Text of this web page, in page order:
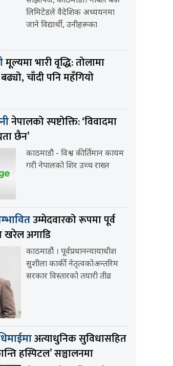
लिमिटेडले वैदेशिक अध्ययनमा
जाने विद्यार्थी, उनीहरूका
मूल्यमा भारी वृद्धि: तोलामा
चाँदी पनि महँगियो
नेपालको स्पष्टोक्ति: ‘विवादमा
छैन’
काठमाडौ - विश्व कीर्तिमान कायम
गरी नेपालको शिर उच्च राख्न
उम्मेदवारको रूपमा पूर्व
अगाडि
काठमाडौं । पूर्वप्रधानन्यायाधीश
सुशीला कार्की नेतृत्वकोअन्तरिम
सरकार विस्तारको तयारी तीव्र
अत्याधुनिक सुविधासहित
हस्पिटल’ सञ्चालनमा